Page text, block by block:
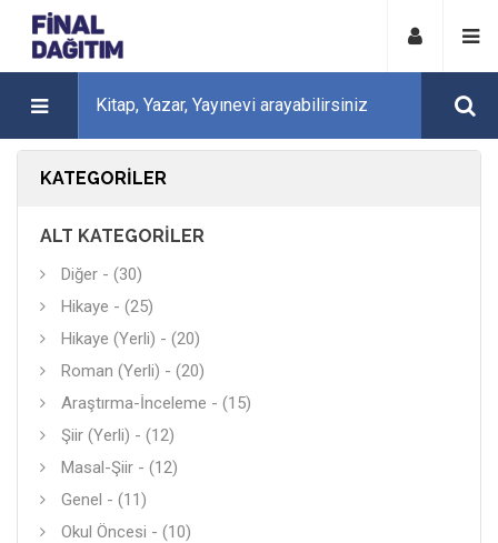
KATEGORILER
ALT KATEGORILER
Diğer - (30)
Hikaye - (25)
Hikaye (Yerli) - (20)
Roman (Yerli) - (20)
Araştırma-İnceleme - (15)
Şiir (Yerli) - (12)
Masal-Şiir - (12)
Genel - (11)
Okul Öncesi - (10)